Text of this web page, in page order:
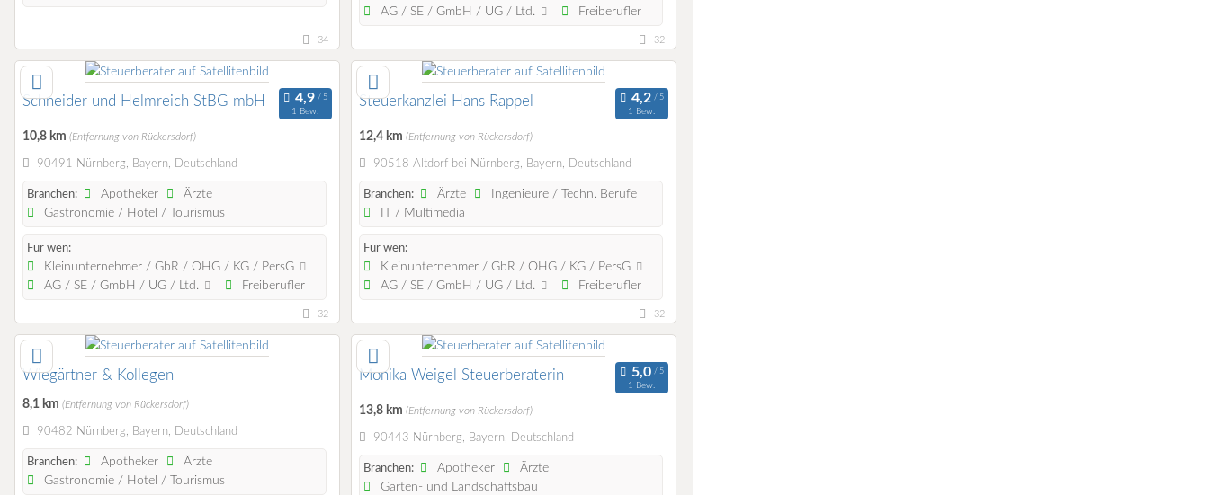
34
AG / SE / GmbH / UG / Ltd.
Freiberufler
32
Schneider und Helmreich StBG mbH
1 Bew.
10,8 km (Entfernung von Rückersdorf)
90491 Nürnberg, Bayern, Deutschland
Branchen: Apotheker
Ärzte
Gastronomie / Hotel / Tourismus
Für wen:
Kleinunternehmer / GbR / OHG / KG / PersG
AG / SE / GmbH / UG / Ltd.
Freiberufler
32
Steuerkanzlei Hans Rappel
1 Bew.
12,4 km (Entfernung von Rückersdorf)
90518 Altdorf bei Nürnberg, Bayern, Deutschland
Branchen: Ärzte
Ingenieure / Techn. Berufe
IT / Multimedia
Für wen:
Kleinunternehmer / GbR / OHG / KG / PersG
AG / SE / GmbH / UG / Ltd.
Freiberufler
32
Wiegärtner & Kollegen
8,1 km (Entfernung von Rückersdorf)
90482 Nürnberg, Bayern, Deutschland
Branchen: Apotheker
Ärzte
Gastronomie / Hotel / Tourismus
Monika Weigel Steuerberaterin
1 Bew.
13,8 km (Entfernung von Rückersdorf)
90443 Nürnberg, Bayern, Deutschland
Branchen: Apotheker
Ärzte
Garten- und Landschaftsbau